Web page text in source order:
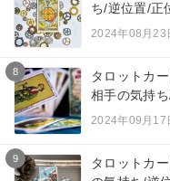
ち/逆位置/正
2024年08月23
8
タロットカ
相手の気持
2024年09月17
9
タロットカ